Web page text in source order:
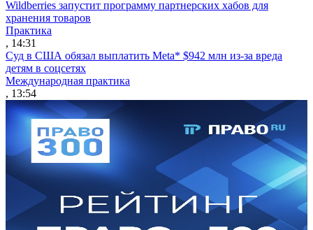
Wildberries запустит программу партнерских хабов для
хранения товаров
Практика
, 14:31
Суд в США обязал выплатить Meta* $942 млн из-за вреда
детям в соцсетях
Международная практика
, 13:54